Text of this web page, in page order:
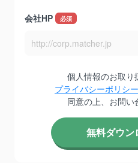
会社HP
個人情報のお取り
プライバシーポリシー
同意の上、お問い